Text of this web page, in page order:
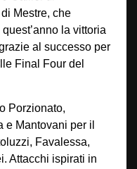
Mestre, che
la vittoria
al successo per
Final Four del
Porzionato,
e Mantovani per il
Favalessa,
Attacchi ispirati in